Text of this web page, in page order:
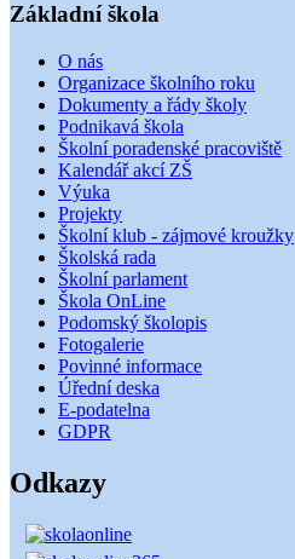
Základní škola
O nás
Organizace školního roku
Dokumenty a řády školy
Podnikavá škola
Školní poradenské pracoviště
Kalendář akcí ZŠ
Výuka
Projekty
Školní klub - zájmové kroužky
Školská rada
Školní parlament
Škola OnLine
Podomský školopis
Fotogalerie
Povinné informace
Úřední deska
E-podatelna
GDPR
Odkazy